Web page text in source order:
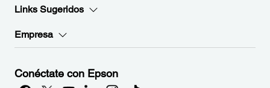
Links Sugeridos
Empresa
Conéctate con Epson